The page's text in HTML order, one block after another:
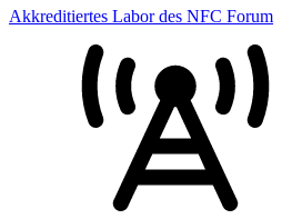
Akkreditiertes Labor des NFC Forum